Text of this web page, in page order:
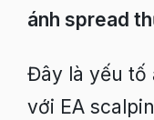
ánh spread
Đây là yếu tố
với EA